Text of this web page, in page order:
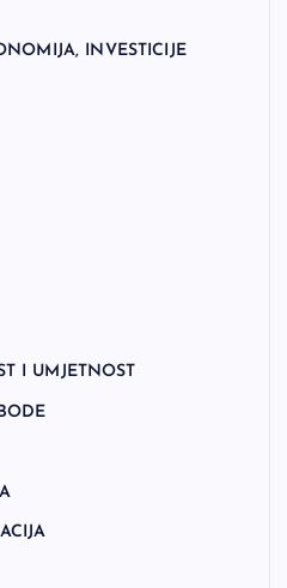
INVESTICIJE
I UMJETNOST